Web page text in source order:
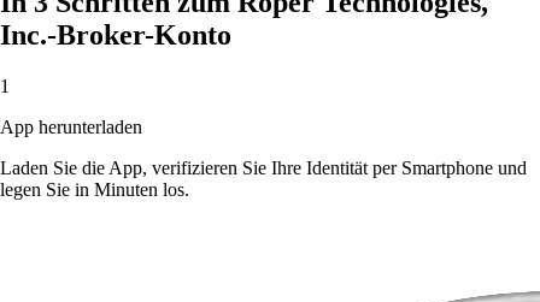
Inc.-Broker-Konto
1
App herunterladen
Laden Sie die App, verifizieren Sie Ihre Identität per Smartphone und
legen Sie in Minuten los.